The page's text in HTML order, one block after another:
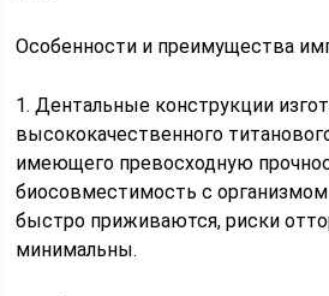
Особенности и преимущества
1. Дентальные конструкции
высококачественного
имеющего превосходную
биосовместимость с
быстро приживаются, риски
минимальны.